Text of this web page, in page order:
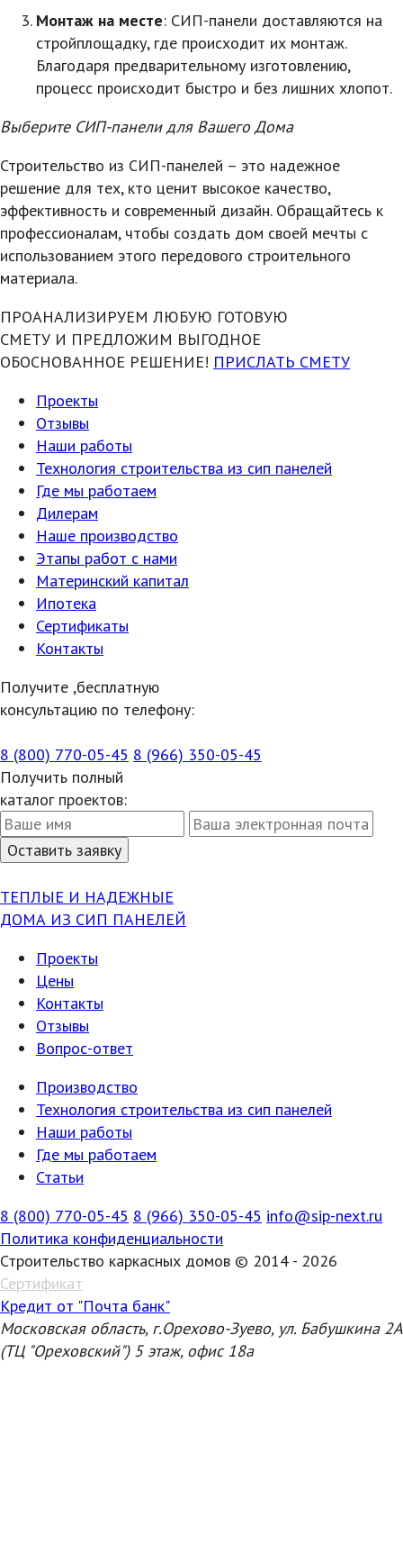
Монтаж на месте: СИП-панели доставляются на
стройплощадку, где происходит их монтаж.
Благодаря предварительному изготовлению,
процесс происходит быстро и без лишних хлопот.
Выберите СИП-панели для Вашего Дома
Строительство из СИП-панелей – это надежное
решение для тех, кто ценит высокое качество,
эффективность и современный дизайн. Обращайтесь к
профессионалам, чтобы создать дом своей мечты с
использованием этого передового строительного
материала.
ПРОАНАЛИЗИРУЕМ ЛЮБУЮ ГОТОВУЮ
СМЕТУ И ПРЕДЛОЖИМ ВЫГОДНОЕ
ОБОСНОВАННОЕ РЕШЕНИЕ! ПРИСЛАТЬ СМЕТУ
Проекты
Отзывы
Наши работы
Технология строительства из сип панелей
Где мы работаем
Дилерам
Наше производство
Этапы работ с нами
Материнский капитал
Ипотека
Сертификаты
Контакты
Получите ,бесплатную
консультацию по телефону:
8 (800) 770-05-45 8 (966) 350-05-45
Получить полный
каталог проектов:
ТЕПЛЫЕ И НАДЕЖНЫЕ
ДОМА ИЗ СИП ПАНЕЛЕЙ
Проекты
Цены
Контакты
Отзывы
Вопрос-ответ
Производство
Технология строительства из сип панелей
Наши работы
Где мы работаем
Статьи
8 (800) 770-05-45 8 (966) 350-05-45 info@sip-next.ru
Политика конфиденциальности
Строительство каркасных домов © 2014 - 2026
Сертификат
Кредит от "Почта банк"
Московская область, г.Орехово-Зуево, ул. Бабушкина 2А
(ТЦ "Ореховский") 5 этаж, офис 18а